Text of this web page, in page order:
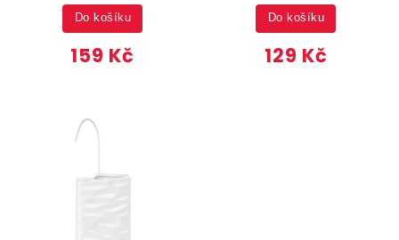
159 Kč
Do košíku
129 Kč
Do košíku